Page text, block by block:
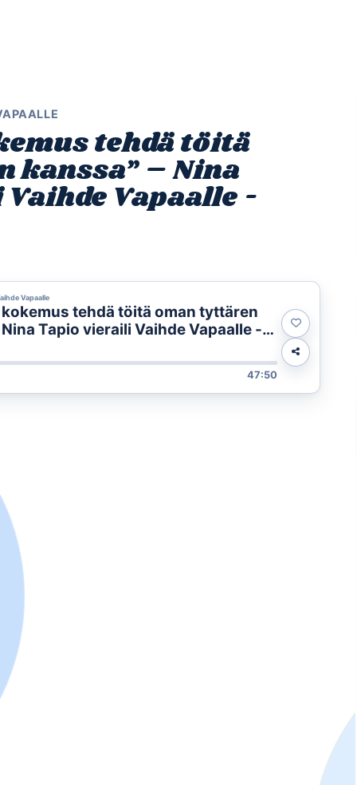
tehdä töitä
kanssa” – Nina
Vapaalle -
Vapaalle
kokemus tehdä töitä oman tyttären
Nina Tapio vieraili Vaihde Vapaalle -
47:50